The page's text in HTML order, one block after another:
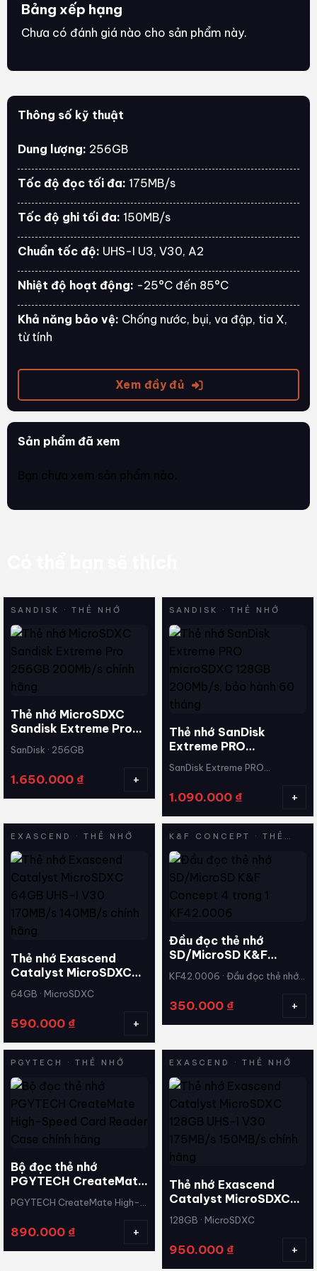
Bảng xếp hạng
Chưa có đánh giá nào cho sản phẩm này.
Thông số kỹ thuật
Dung lượng: 256GB
Tốc độ đọc tối đa: 175MB/s
Tốc độ ghi tối đa: 150MB/s
Chuẩn tốc độ: UHS-I U3, V30, A2
Nhiệt độ hoạt động: -25°C đến 85°C
Khả năng bảo vệ: Chống nước, bụi, va đập, tia X,
từ tính
Xem đầy đủ
Sản phẩm đã xem
Bạn chưa xem sản phẩm nào.
SANDISK · THẺ NHỚ
Thẻ nhớ MicroSDXC
Sandisk Extreme Pro
256GB 200Mb/s chính
hãng
SanDisk · 256GB
1.650.000 ₫ +
SANDISK · THẺ NHỚ
Thẻ nhớ SanDisk
Extreme PRO
microSDXC 128GB
200Mb/s, bảo hành 60
SanDisk Extreme PRO
microSDXC
1.090.000 ₫ +
EXASCEND · THẺ NHỚ
Thẻ nhớ Exascend
Catalyst MicroSDXC
64GB UHS-I V30
170MB/s 140MB/s
64GB · MicroSDXC
590.000 ₫ +
K&F CONCEPT · THẺ
Đầu đọc thẻ nhớ
SD/MicroSD K&F
Concept 4 trong 1
KF42.0006
KF42.0006 · Đầu đọc thẻ nhớ
350.000 ₫ +
PGYTECH · THẺ NHỚ
Bộ đọc thẻ nhớ
PGYTECH CreateMate
High-Speed Card
Reader Case chính
PGYTECH CreateMate High-
USB-C 3.2 Gen 1
890.000 ₫ +
EXASCEND · THẺ NHỚ
Thẻ nhớ Exascend
Catalyst MicroSDXC
128GB UHS-I V30
175MB/s 150MB/s
128GB · MicroSDXC
950.000 ₫ +